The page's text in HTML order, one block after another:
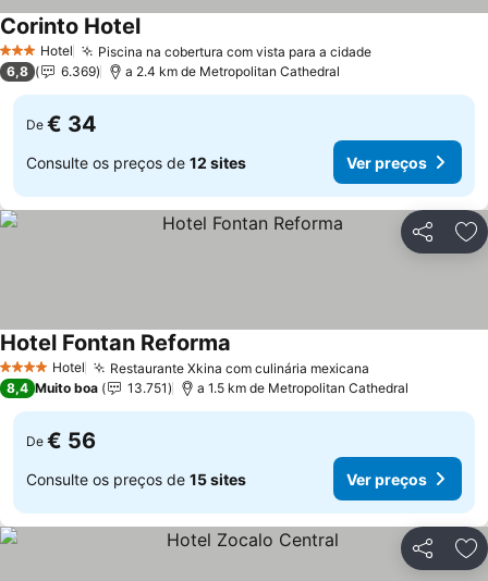
3 EstrelasHotel Piscina na cobertura com vista para a cidade
Corinto Hotel
6,8 6.369 a 2.4 km de Metropolitan Cathedral
De € 34
Consulte os preços de 12 sites Ver preços
Partilhar
4 EstrelasHotel Restaurante Xkina com culinária mexicana
Hotel Fontan Reforma
8,4 Muito boa 13.751 a 1.5 km de Metropolitan Cathedral
De € 56
Consulte os preços de 15 sites Ver preços
Partilhar